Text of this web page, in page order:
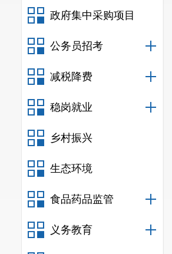
政府集中采购项目
公务员招考
减税降费
稳岗就业
乡村振兴
生态环境
食品药品监管
义务教育